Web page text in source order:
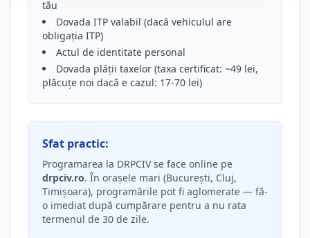
tău
Dovada ITP valabil (dacă vehiculul are
obligația ITP)
Actul de identitate personal
Dovada plății taxelor (taxa certificat: ~49 lei,
plăcuțe noi dacă e cazul: 17-70 lei)
Sfat practic:
Programarea la DRPCIV se face online pe
drpciv.ro. În orașele mari (București, Cluj,
Timișoara), programările pot fi aglomerate — fă-
o imediat după cumpărare pentru a nu rata
termenul de 30 de zile.